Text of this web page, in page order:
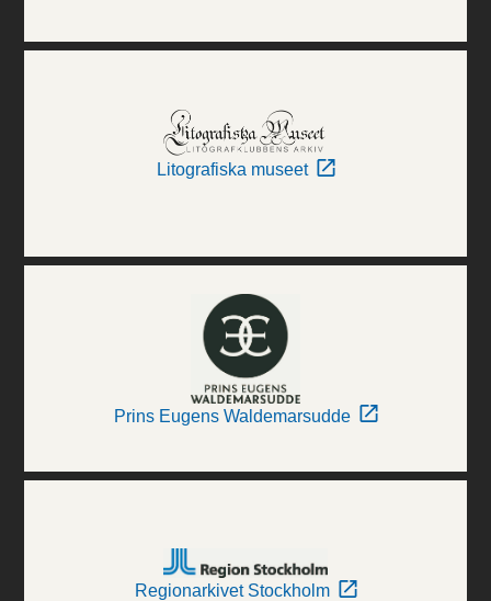
Litografiska museet
Prins Eugens Waldemarsudde
Regionarkivet Stockholm